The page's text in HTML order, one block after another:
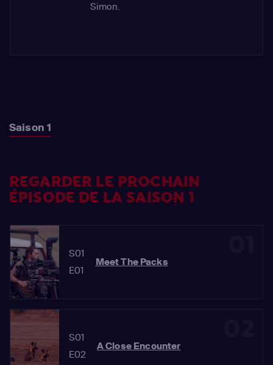
Simon.
Saison 1
REGARDER LE PROCHAIN
ÉPISODE DE LA SAISON 1
S01
E01
Meet The Packs
S01
E02
A Close Encounter